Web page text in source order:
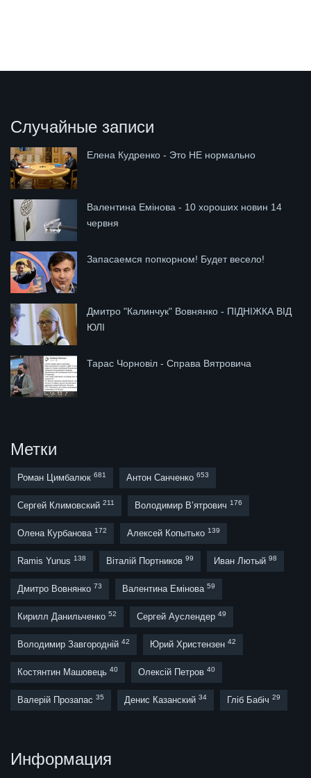
Случайные записи
Елена Кудренко - Это НЕ нормально
Валентина Емінова - 10 хороших новин 14
червня
Запасаемся попкорном! Будет весело!
Дмитро "Калинчук" Вовнянко - ПІДНІЖКА ВІД
ЮЛІ
Тарас Чорновіл - Справа Вятровича
Метки
Роман Цимбалюк 681 Антон Санченко 653
Сергей Климовский 211 Володимир В’ятрович 176
Олена Курбанова 172 Алексей Копытько 139
Ramis Yunus 138 Віталій Портников 99 Иван Лютый 98
Дмитро Вовнянко 73 Валентина Емінова 59
Кирилл Данильченко 52 Сергей Ауслендер 49
Володимир Завгородній 42 Юрий Христензен 42
Костянтин Машовець 40 Олексій Петров 40
Валерій Прозапас 35 Денис Казанский 34 Гліб Бабіч 29
Информация